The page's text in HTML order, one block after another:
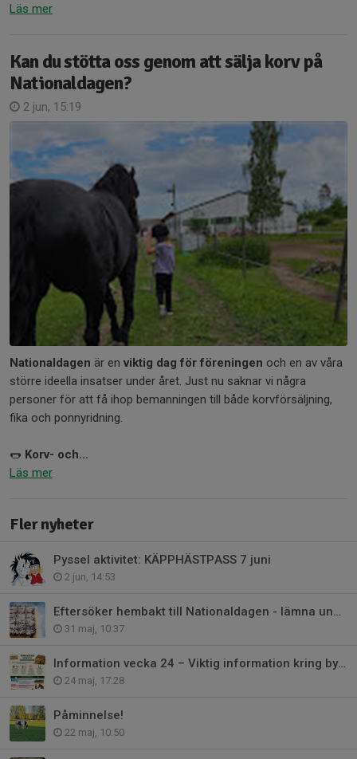
Läs mer
Kan du stötta oss genom att sälja korv på
Nationaldagen?
2 jun, 15:19
Nationaldagen är en viktig dag för föreningen och en av våra
större ideella insatser under året. Just nu saknar vi några
personer för att få ihop bemanningen till både korvförsäljning,
fika och ponnyridning.
🌭 Korv- och...
Läs mer
Fler nyheter
Pyssel aktivitet: KÄPPHÄSTPASS 7 juni
2 jun, 14:53
Eftersöker hembakt till Nationaldagen - lämna under veckan
31 maj, 10:37
Information vecka 24 – Viktig information kring byggnationen 🏗
24 maj, 17:28
Påminnelse!
22 maj, 10:50